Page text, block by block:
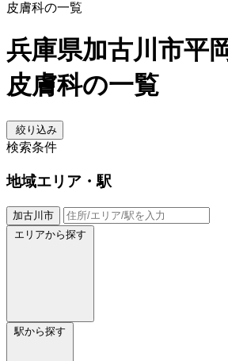
皮膚科の一覧
兵庫県加古川市平
皮膚科の一覧
絞り込み
検索条件
地域エリア・駅
加古川市
エリアから探す
駅から探す